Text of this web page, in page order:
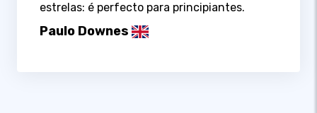
estrelas: é perfecto para principiantes.
Paulo Downes